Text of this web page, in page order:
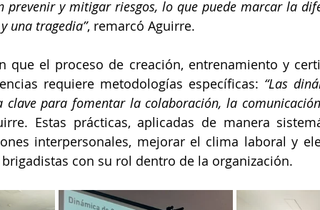
prevenir y mitigar riesgos, lo que puede marcar la
una tragedia”, remarcó Aguirre.
que el proceso de creación, entrenamiento y
requiere metodologías específicas: “Las
clave para fomentar la colaboración, la
Estas prácticas, aplicadas de manera
interpersonales, mejorar el clima laboral y
con su rol dentro de la organización.